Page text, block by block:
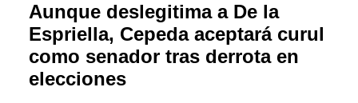
Aunque deslegitima a De la
Espriella, Cepeda aceptará curul
como senador tras derrota en
elecciones